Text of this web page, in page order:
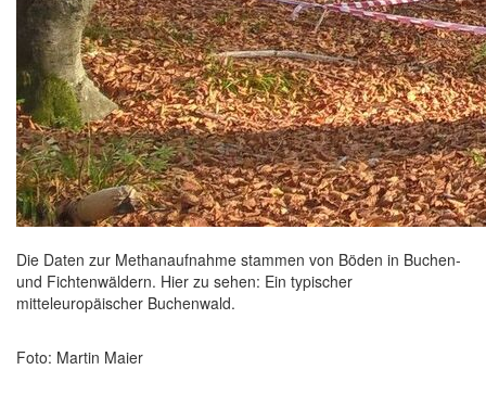
Die Daten zur Methanaufnahme stammen von Böden in Buchen-
und Fichtenwäldern. Hier zu sehen: Ein typischer
mitteleuropäischer Buchenwald.
Foto: Martin Maier